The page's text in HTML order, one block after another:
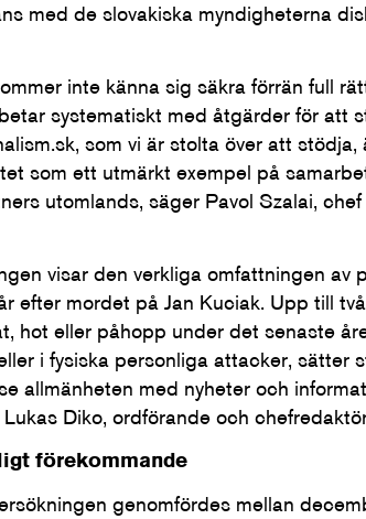
med de slovakiska myndigheterna
inte känna sig säkra förrän full
systematiskt med åtgärder för att
som vi är stolta över att
som ett utmärkt exempel på
utomlands, säger Pavol Szalai,
visar den verkliga omfattningen av
efter mordet på Jan Kuciak. Upp till
hot eller påhopp under det senaste
i fysiska personliga attacker, sätter
allmänheten med nyheter och
Diko, ordförande och
förekommande
genomfördes mellan